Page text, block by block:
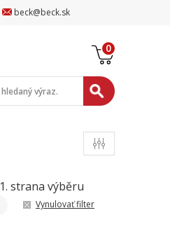
beck@beck.sk
0
1. strana výběru
Vynulovať filter